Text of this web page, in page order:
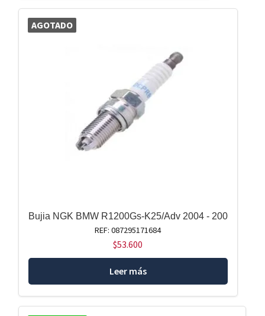
AGOTADO
Bujia NGK BMW R1200Gs-K25/Adv 2004 - 200
REF: 087295171684
$53.600
Leer más